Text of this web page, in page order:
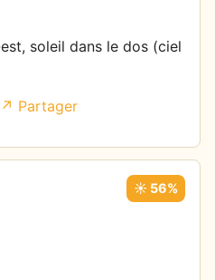
soleil dans le dos (ciel
↗ Partager
☀️ 56%